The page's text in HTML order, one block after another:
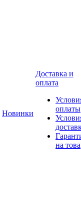
Новинки
Доставка и
оплата
оплаты
на